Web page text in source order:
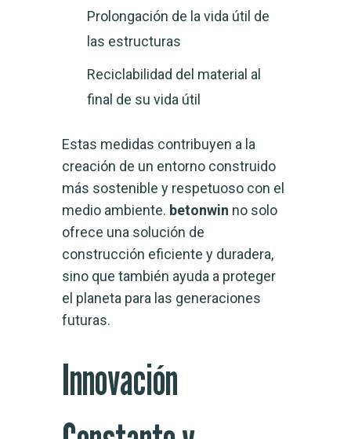
Prolongación de la vida útil de
las estructuras
Reciclabilidad del material al
final de su vida útil
Estas medidas contribuyen a la
creación de un entorno construido
más sostenible y respetuoso con el
medio ambiente. betonwin no solo
ofrece una solución de
construcción eficiente y duradera,
sino que también ayuda a proteger
el planeta para las generaciones
futuras.
Innovación